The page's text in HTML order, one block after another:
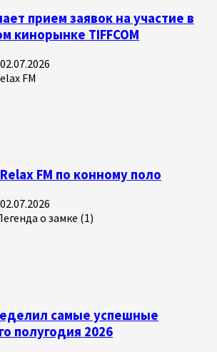
прием заявок на участие в
кинорынке TIFFCOM
02.07.2026
FM по конному поло
02.07.2026
самые успешные
полугодия 2026